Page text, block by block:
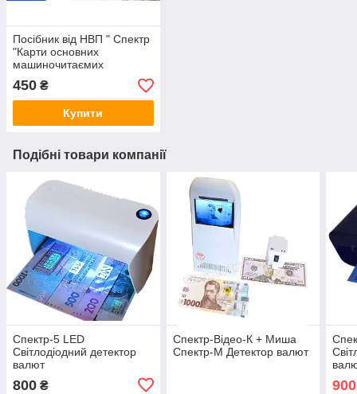
Посібник від НВП " Спектр
"Карти основних
машиночитаємих
банкнот"
450 ₴
Купити
Подібні товари компанії
Спектр-5 LED
Світлодіодний детектор
валют
800 ₴
Спектр-Відео-К + Миша
Спектр-М Детектор валют
900